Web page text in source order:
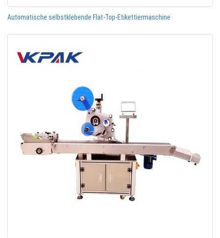
Automatische selbstklebende Flat-Top-Etikettiermaschine